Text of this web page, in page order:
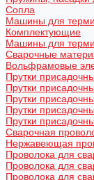
Сопла
Машины для
Комплектующие
Машины для
Сварочные
Вольфрамовые
Прутки
Прутки
Прутки
Прутки
Прутки
Сварочная
Нержавеющая
Проволока для
Проволока для
Проволока для